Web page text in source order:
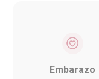
Embarazo